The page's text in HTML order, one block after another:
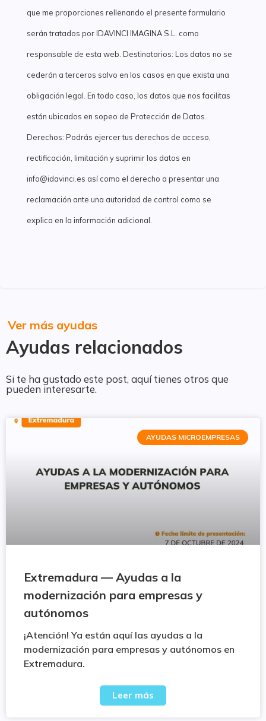
que me proporciones rellenando el presente formulario
serán tratados por IDAVINCI IMAGINA S.L. como
responsable de esta web. Destinatarios: Los datos no se
cederán a terceros salvo en los casos en que exista una
obligación legal. En todo caso, los datos que nos facilitas
están ubicados en sopeo de Protección de Datos.
Derechos: Podrás ejercer tus derechos de acceso,
rectificación, limitación y suprimir los datos en
info@idavinci.es así como el derecho a presentar una
reclamación ante una autoridad de control como se
explica en la información adicional.
Ayudas relacionados
Ver más ayudas
Si te ha gustado este post, aquí tienes otros que
pueden interesarte.
AYUDAS MICROEMPRESAS
Extremadura — Ayudas a la
modernización para empresas y
autónomos
¡Atención! Ya están aquí las ayudas a la
modernización para empresas y autónomos en
Extremadura.
Leer más